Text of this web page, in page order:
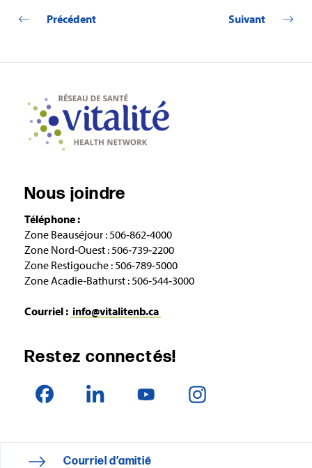
Précédent Suivant
Nous joindre
Téléphone :
Zone Beauséjour : 506‑862‑4000
Zone Nord‑Ouest : 506‑739‑2200
Zone Restigouche : 506‑789‑5000
Zone Acadie‑Bathurst : 506‑544‑3000
Courriel : info@vitalitenb.ca
Restez connectés!
Courriel d’amitié